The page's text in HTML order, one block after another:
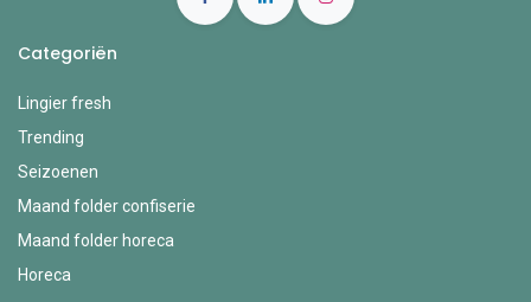
Categoriën
Lingier fresh
Trending
Seizoenen
Maand folder confiserie
Maand folder horeca
Horeca